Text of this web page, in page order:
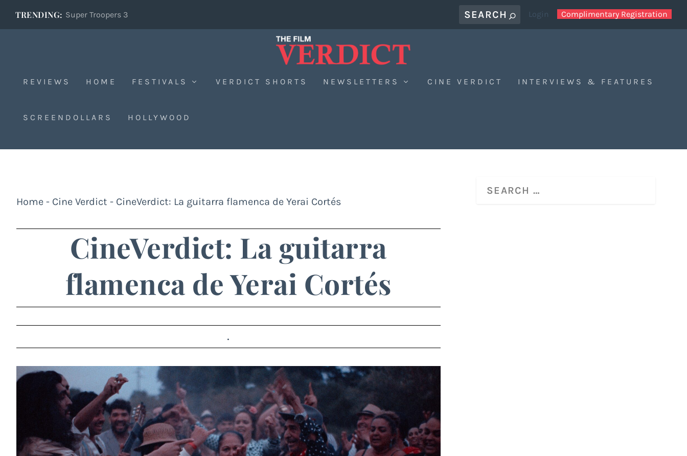
TRENDING: Super Troopers 3 Login Complimentary Registration
REVIEWS HOME FESTIVALS VERDICT SHORTS NEWSLETTERS CINE VERDICT INTERVIEWS & FEATURES
SCREENDOLLARS HOLLYWOOD
Home - Cine Verdict - CineVerdict: La guitarra flamenca de Yerai Cortés
CineVerdict: La guitarra
flamenca de Yerai Cortés
.